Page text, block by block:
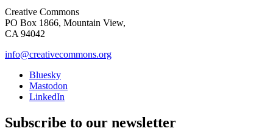
Creative Commons
PO Box 1866, Mountain View,
CA 94042
info@creativecommons.org
Bluesky
Mastodon
LinkedIn
Subscribe to our newsletter